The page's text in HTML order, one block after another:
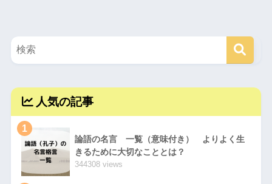
人気の記事
1
論語の名言 一覧（意味付き） よりよく生
きるために大切なこととは？
344308 views